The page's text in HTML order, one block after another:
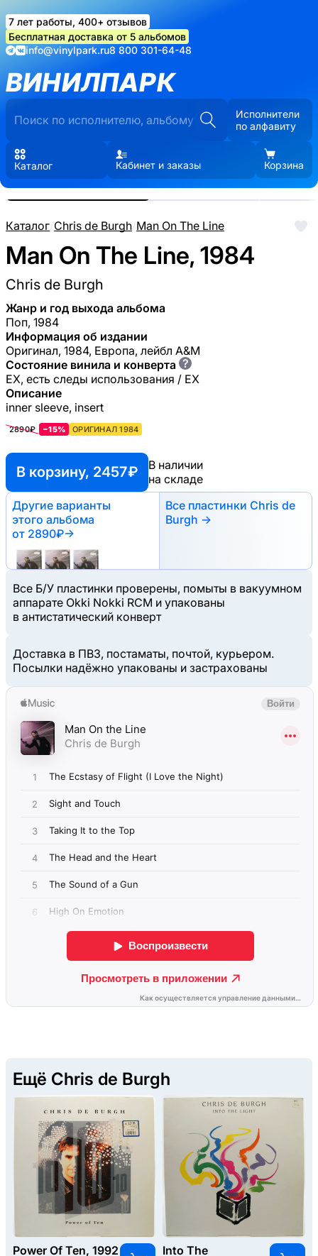
7 лет работы, 400+ отзывов
Бесплатная доставка от 5 альбомов
info@vinylpark.ru8 800 301-64-48
ВИНИЛПАРК
Исполнители
по алфавиту
Каталог Кабинет и заказы Корзина
Каталог/Chris de Burgh/Man On The Line
Man On The Line, 1984
Chris de Burgh
Жанр и год выхода альбома
Поп, 1984
Информация об издании
Оригинал, 1984, Европа, лейбл A&M
Состояние винила и конверта ?
EX, есть следы использования / EX
Описание
inner sleeve, insert
2890₽ −15% ОРИГИНАЛ 1984
В корзину, 2457 ₽
В наличии
на складе
Другие варианты
этого альбома
от 2890₽→
Все пластинки Chris de
Burgh →
Все Б/У пластинки проверены, помыты в вакуумном
аппарате Okki Nokki RCM и упакованы
в антистатический конверт
Доставка в ПВЗ, постаматы, почтой, курьером.
Посылки надёжно упакованы и застрахованы
Реальные фото пластинки.
Нажмите, чтобы увеличить
Ещё Chris de Burgh
Power Of Ten, 1992
Into The